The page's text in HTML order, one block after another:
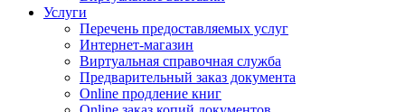
Услуги
Перечень предоставляемых услуг
Интернет-магазин
Виртуальная справочная служба
Предварительный заказ документа
Online продление книг